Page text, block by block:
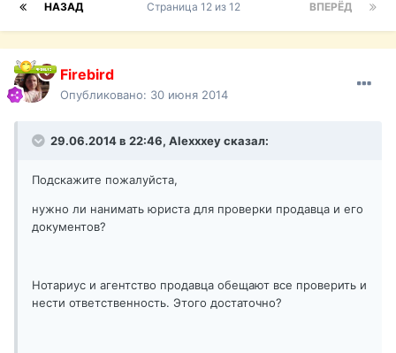
НАЗАД ВПЕРЁД
Страница 12 из 12
Firebird
Опубликовано: 30 июня 2014
29.06.2014 в 22:46, Alexxxey сказал:
Подскажите пожалуйста,
нужно ли нанимать юриста для проверки продавца и его
документов?
Нотариус и агентство продавца обещают все проверить и
нести ответственность. Этого достаточно?